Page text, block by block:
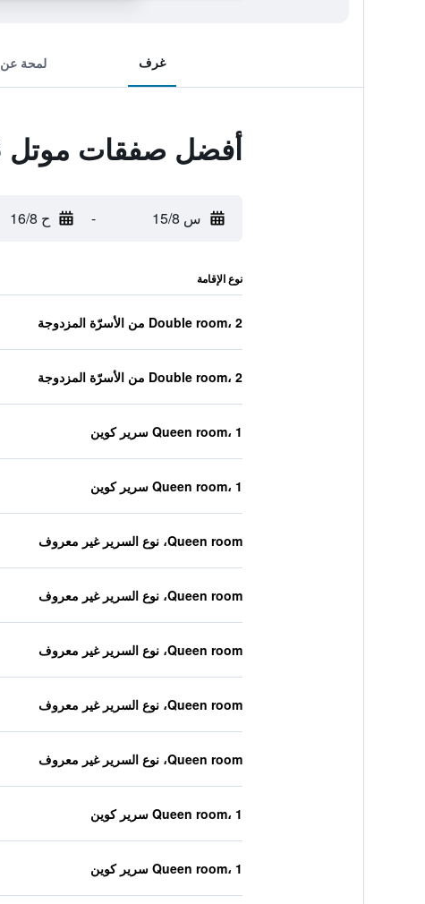
غرف لمحة عن
أفضل صفقات موتل 6 بلانو، تكساس - ويست - فريسكو
س 15/8 - ح 16/8
نوع الإقامة
Double room، 2 من الأسرّة المزدوجة
Double room، 2 من الأسرّة المزدوجة
Queen room، 1 سرير كوين
Queen room، 1 سرير كوين
Queen room، نوع السرير غير معروف
Queen room، نوع السرير غير معروف
Queen room، نوع السرير غير معروف
Queen room، نوع السرير غير معروف
Queen room، نوع السرير غير معروف
Queen room، 1 سرير كوين
Queen room، 1 سرير كوين